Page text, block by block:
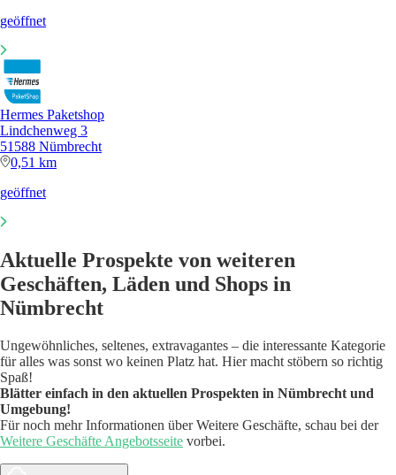
geöffnet
Hermes Paketshop
Lindchenweg 3
51588 Nümbrecht
0,51 km
geöffnet
Aktuelle Prospekte von weiteren
Geschäften, Läden und Shops in
Nümbrecht
Ungewöhnliches, seltenes, extravagantes – die interessante Kategorie
für alles was sonst wo keinen Platz hat. Hier macht stöbern so richtig
Spaß!
Blätter einfach in den aktuellen Prospekten in Nümbrecht und
Umgebung!
Für noch mehr Informationen über Weitere Geschäfte, schau bei der
Weitere Geschäfte Angebotsseite vorbei.